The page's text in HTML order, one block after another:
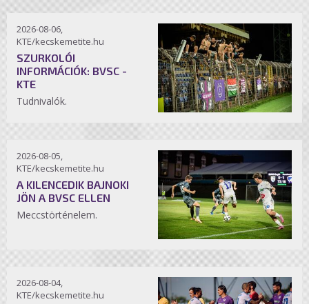
2026-08-06,
KTE/kecskemetite.hu
SZURKOLÓI
INFORMÁCIÓK: BVSC -
KTE
Tudnivalók.
2026-08-05,
KTE/kecskemetite.hu
A KILENCEDIK BAJNOKI
JÖN A BVSC ELLEN
Meccstörténelem.
2026-08-04,
KTE/kecskemetite.hu